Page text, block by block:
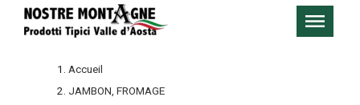
Accueil
JAMBON, FROMAGE